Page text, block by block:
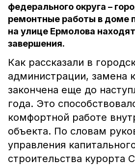
федерального округа –
ремонтные работы в доме
на улице Ермолова
завершения.
Как рассказали в
администрации, замена
закончена еще до
года. Это
комфортной работе
объекта. По словам
управления
строительства курорта